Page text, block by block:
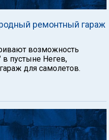
ремонтный гараж
возможность
в пустыне Негев,
для самолетов.